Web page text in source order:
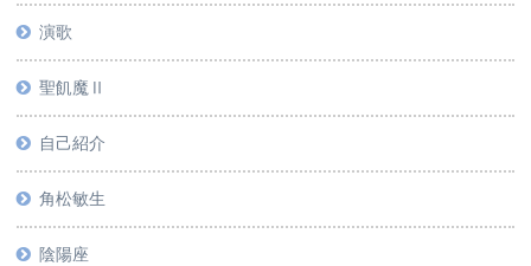
演歌
聖飢魔Ⅱ
自己紹介
角松敏生
陰陽座